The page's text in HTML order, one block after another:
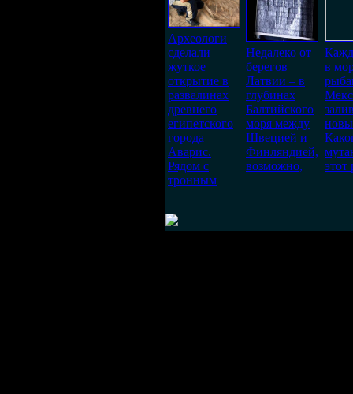
Археологи
сделали
жуткое
открытие в
развалинах
древнего
египетского
города
Аварис.
Рядом с
тронным
Недалеко от
берегов
Латвии – в
глубинах
Балтийского
моря между
Швецией и
Финляндией,
возможно,
в
этот